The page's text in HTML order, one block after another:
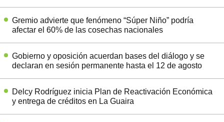
Gremio advierte que fenómeno “Súper Niño” podría
afectar el 60% de las cosechas nacionales
Gobierno y oposición acuerdan bases del diálogo y se
declaran en sesión permanente hasta el 12 de agosto
Delcy Rodríguez inicia Plan de Reactivación Económica
y entrega de créditos en La Guaira